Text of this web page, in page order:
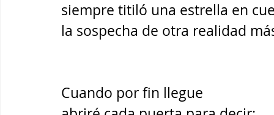
siempre titiló una estrella en
la sospecha de otra realidad
Cuando por fin llegue